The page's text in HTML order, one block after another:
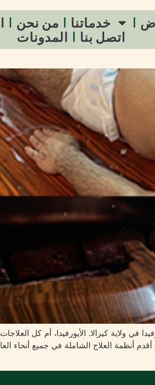
من نحن خدماتنا
المدونات
اتصل بنا
ولاية كيرالا. الأيورفيدا، أم كل
أنظمة العلاج الشاملة في جميع أنحاء